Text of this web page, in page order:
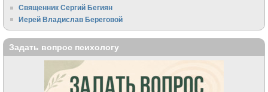
Священник Сергий Бегиян
Иерей Владислав Береговой
Задать вопрос психологу